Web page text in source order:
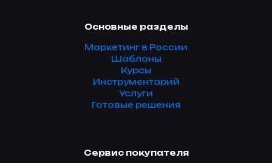
Основные разделы
Маркетинг в России
Шаблоны
Курсы
Инструментарий
Услуги
Готовые решения
Сервис покупателя